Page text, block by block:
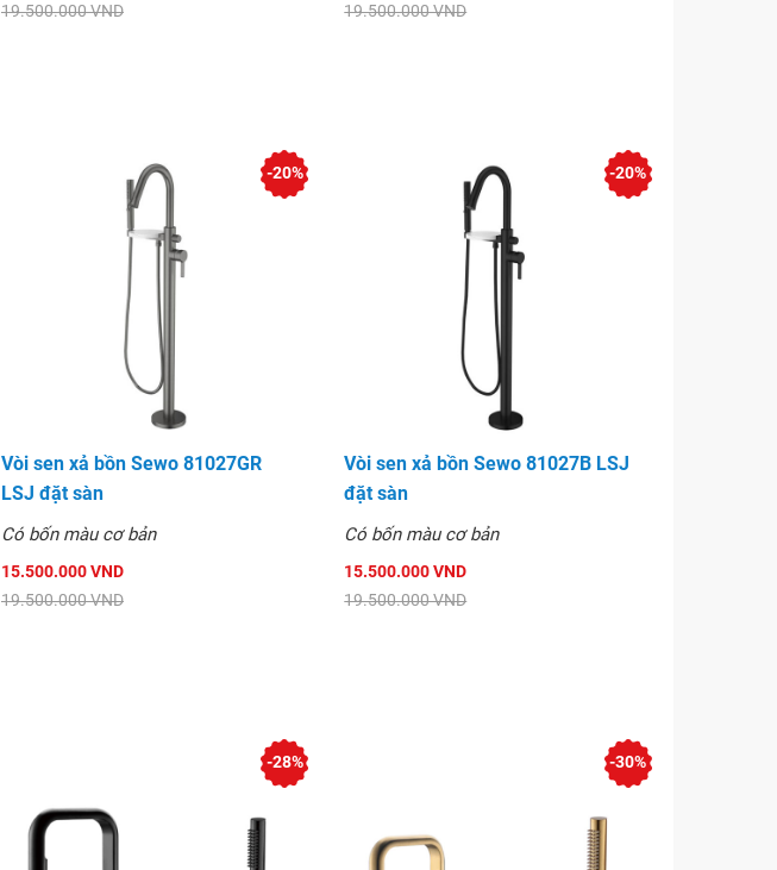
19.500.000 VND
19.500.000 VND
Vòi sen xả bồn Sewo 81027GR
LSJ đặt sàn
Có bốn màu cơ bản
15.500.000 VND
19.500.000 VND
-20%
Vòi sen xả bồn Sewo 81027B LSJ
đặt sàn
Có bốn màu cơ bản
15.500.000 VND
19.500.000 VND
-20%
-28% -30%